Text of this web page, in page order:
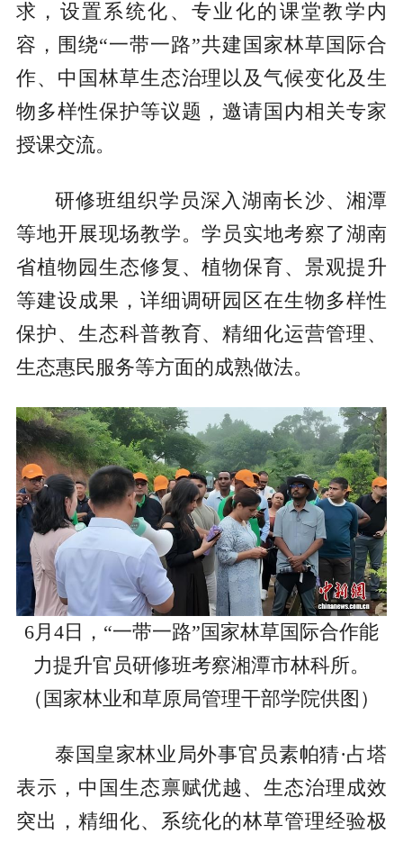
求，设置系统化、专业化的课堂教学内
容，围绕“一带一路”共建国家林草国际合
作、中国林草生态治理以及气候变化及生
物多样性保护等议题，邀请国内相关专家
授课交流。
研修班组织学员深入湖南长沙、湘潭
等地开展现场教学。学员实地考察了湖南
省植物园生态修复、植物保育、景观提升
等建设成果，详细调研园区在生物多样性
保护、生态科普教育、精细化运营管理、
生态惠民服务等方面的成熟做法。
6月4日，“一带一路”国家林草国际合作能
力提升官员研修班考察湘潭市林科所。
（ 国家林业和草原局管理干部学院供图 ）
泰国皇家林业局外事官员素帕猜·占塔
表示，中国生态禀赋优越、生态治理成效
突出，精细化、系统化的林草管理经验极